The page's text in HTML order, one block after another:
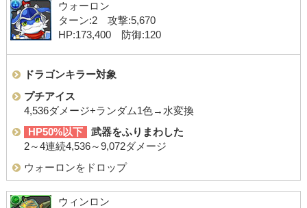
ウォーロン
ターン:2 攻撃:5,670
HP:173,400 防御:120
ドラゴンキラー対象
プチアイス
4,536ダメージ+ランダム1色→水変換
HP50%以下
武器をふりまわした
2～4連続4,536～9,072ダメージ
ウォーロンをドロップ
ウィンロン